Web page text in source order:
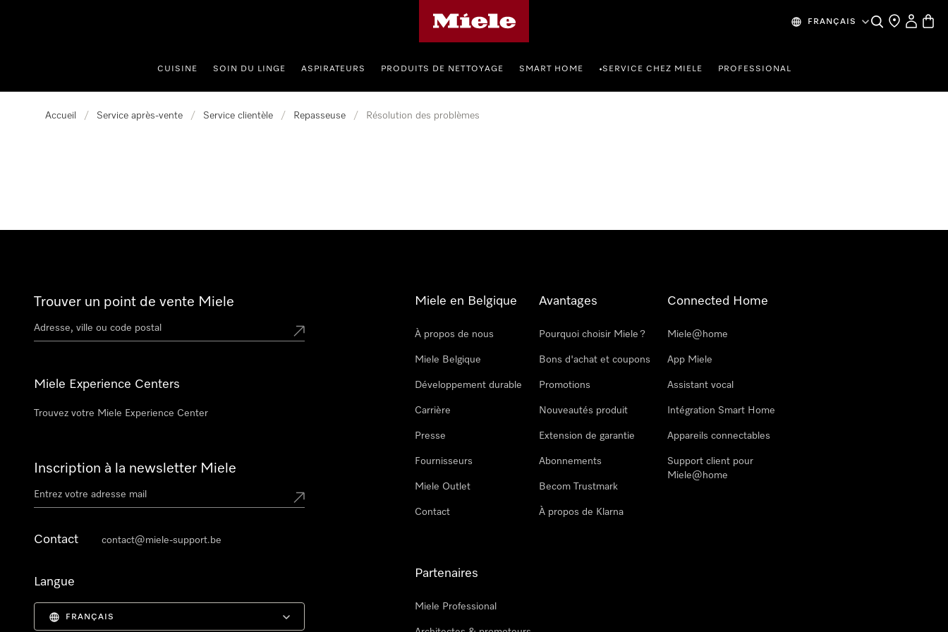
FRANÇAIS SearchFind a store
My
CUISINE SOIN DU LINGE ASPIRATEURS PRODUITS DE NETTOYAGE SMART HOME •SERVICE CHEZ MIELE PROFESSIONAL
Accueil / Service après-vente / Service clientèle / Repasseuse / Résolution des problèmes
Trouver un point de vente Miele
Miele Experience Centers
Trouvez votre Miele Experience Center
Inscription à la newsletter Miele
Contact contact@miele-support.be
Langue
FRANÇAIS
Miele en Belgique
À propos de nous
Miele Belgique
Développement durable
Carrière
Presse
Fournisseurs
Miele Outlet
Contact
Avantages
Pourquoi choisir Miele ?
Bons d'achat et coupons
Promotions
Nouveautés produit
Extension de garantie
Abonnements
Becom Trustmark
À propos de Klarna
Connected Home
Miele@home
App Miele
Assistant vocal
Intégration Smart Home
Appareils connectables
Support client pour
Miele@home
Partenaires
Miele Professional